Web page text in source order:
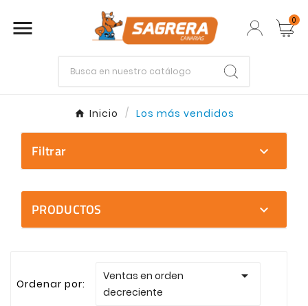
 0
Inicio Los más vendidos
Filtrar expand_more
PRODUCTOS expand_more
Ordenar por:
Ventas en orden
decreciente
